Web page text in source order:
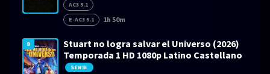
AC3 5.1
E-AC3 5.1
1h 50m
8
Stuart no logra salvar el Universo (2026)
Temporada 1 HD 1080p Latino Castellano
SERIE